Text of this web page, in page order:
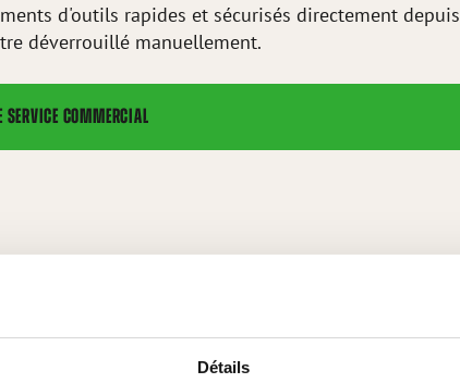
Détails
d'outils rapides et sécurisés directement depuis
déverrouillé manuellement.
SERVICE COMMERCIAL